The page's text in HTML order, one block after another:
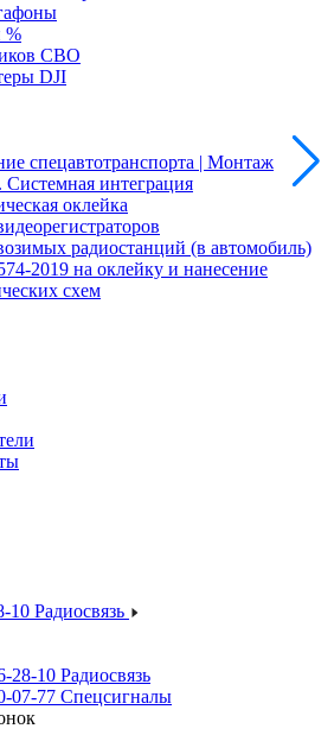
%
СВО
DJI
спецавтотранспорта | Монтаж
Системная интеграция
оклейка
радиостанций (в автомобиль)
2019 на оклейку и нанесение
схем
10 Радиосвязь
28-10 Радиосвязь
07-77 Спецсигналы